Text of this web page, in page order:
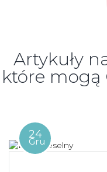
Artykuły
które mogą
24
Gru